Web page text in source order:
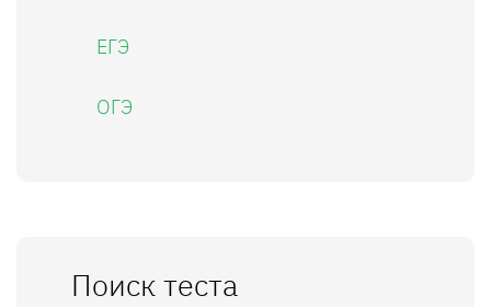
ЕГЭ
ОГЭ
Поиск теста